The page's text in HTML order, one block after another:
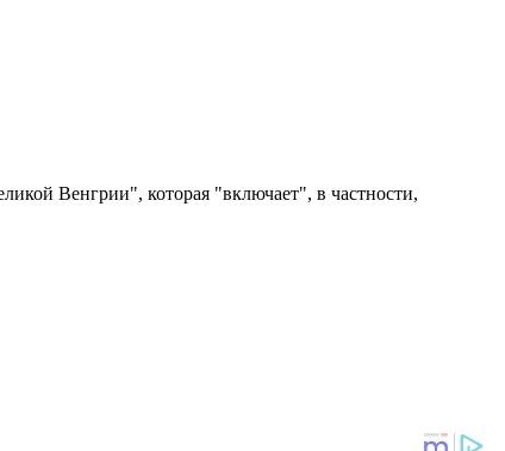
Венгрии", которая "включает", в частности,